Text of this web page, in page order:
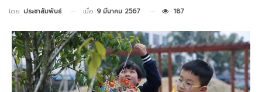
โดย ประชาสัมพันธ์ เมื่อ 9 มีนาคม 2567 187